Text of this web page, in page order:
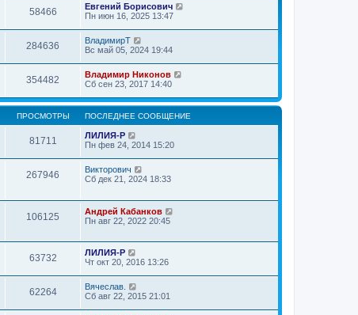
58466
Евгений Борисович
Пн июн 16, 2025 13:47
284636
ВладимирТ
Вс май 05, 2024 19:44
354482
Владимир Никонов
Сб сен 23, 2017 14:40
ПРОСМОТРЫ ПОСЛЕДНЕЕ СООБЩЕНИЕ
81711
ЛИЛИЯ-Р
Пн фев 24, 2014 15:20
267946
Викторович
Сб дек 21, 2024 18:33
106125
Андрей Кабанков
Пн авг 22, 2022 20:45
63732
ЛИЛИЯ-Р
Чт окт 20, 2016 13:26
62264
Вячеслав.
Сб авг 22, 2015 21:01